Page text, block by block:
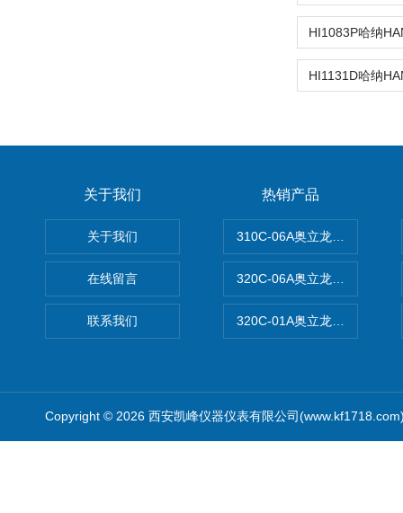
关于我们
关于我们
在线留言
联系我们
热销产品
310C-06A奥立龙实验室台式
320C-06A奥立龙实验室便携
320C-01A奥立龙实验室便携
Copyright © 2026 西安凯峰仪器仪表有限公司